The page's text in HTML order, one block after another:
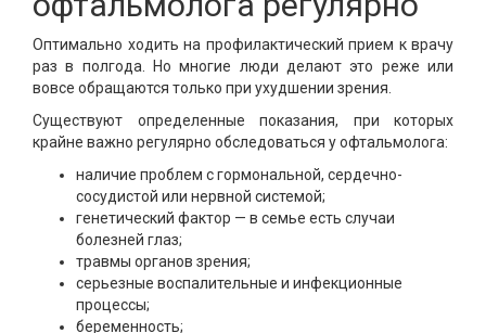
Оптимально ходить на профилактический прием к врачу
раз в полгода. Но многие люди делают это реже или
вовсе обращаются только при ухудшении зрения.
Существуют определенные показания, при которых
крайне важно регулярно обследоваться у офтальмолога:
наличие проблем с гормональной, сердечно-
сосудистой или нервной системой;
генетический фактор — в семье есть случаи
болезней глаз;
травмы органов зрения;
серьезные воспалительные и инфекционные
процессы;
беременность;